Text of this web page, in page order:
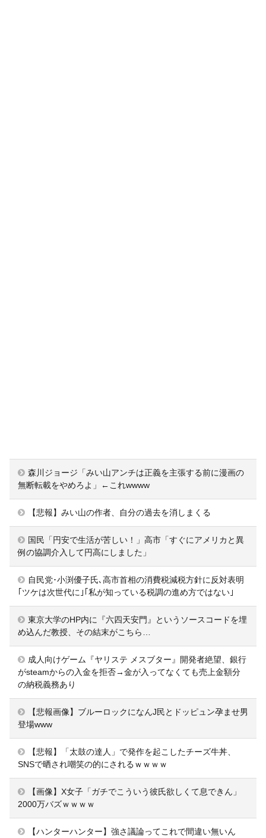
森川ジョージ「みい山アンチは正義を主張する前に漫画の
無断転載をやめろよ」←これwwww
【悲報】みい山の作者、自分の過去を消しまくる
国民「円安で生活が苦しい！」高市「すぐにアメリカと異
例の協調介入して円高にしました」
自民党･小渕優子氏､高市首相の消費税減税方針に反対表明
｢ツケは次世代に｣｢私が知っている税調の進め方ではない｣
東京大学のHP内に『六四天安門』というソースコードを埋
め込んだ教授、その結末がこちら…
成人向けゲーム『ヤリステ メスブター』開発者絶望、銀行
がsteamからの入金を拒否→金が入ってなくても売上金額分
の納税義務あり
【悲報画像】ブルーロックになんJ民とドッピュン孕ませ男
登場www
【悲報】「太鼓の達人」で発作を起こしたチーズ牛丼、
SNSで晒され嘲笑の的にされるｗｗｗｗ
【画像】X女子「ガチでこういう彼氏欲しくて息できん」
2000万バズｗｗｗｗ
【ハンターハンター】強さ議論ってこれで間違い無いん